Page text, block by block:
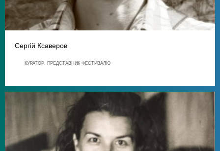
Сергій Ксаверов
КУРАТОР, ПРЕДСТАВНИК ФЕСТИВАЛЮ